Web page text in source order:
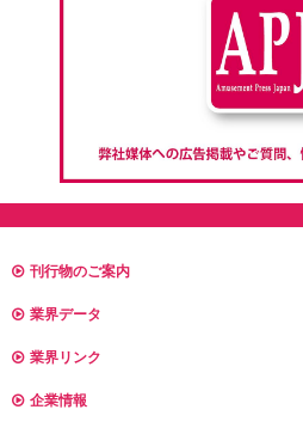
刊行物のご案内
業界データ
業界リンク
企業情報